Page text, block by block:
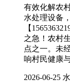
有效化解农
水处理设备
【
之急！农村
点之一。未
响村民健康
2026-06-25